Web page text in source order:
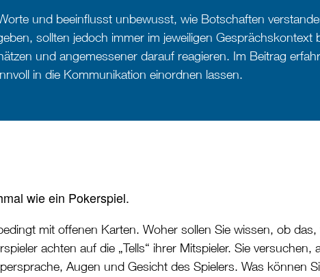
und beeinflusst unbewusst, wie Botschaften
sollten jedoch immer im jeweiligen Gesprächskontext
und angemessener darauf reagieren. Im Beitrag
in die Kommunikation einordnen lassen.
wie ein Pokerspiel.
mit offenen Karten. Woher sollen Sie wissen, ob
achten auf die „Tells“ ihrer Mitspieler. Sie
Augen und Gesicht des Spielers. Was können